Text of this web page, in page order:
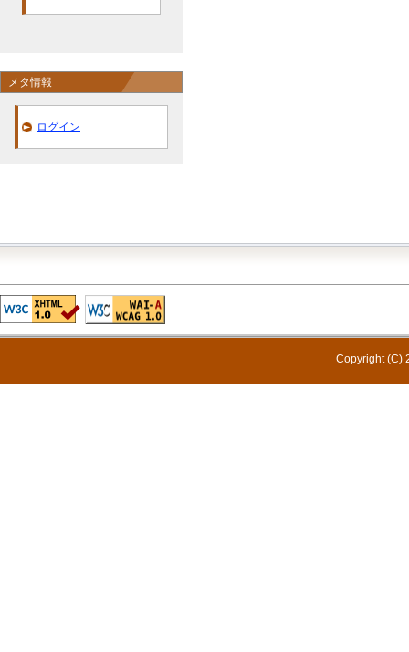
メタ情報
ログイン
Copyright (C)